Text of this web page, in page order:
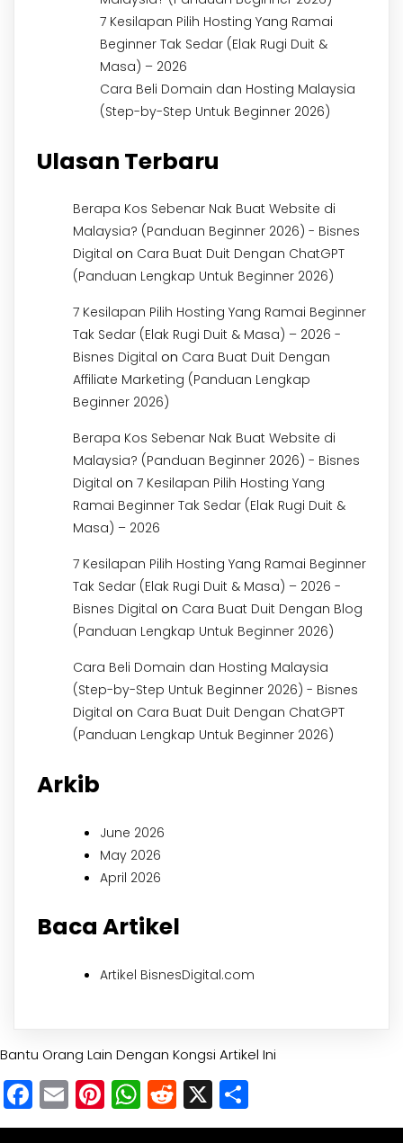
7 Kesilapan Pilih Hosting Yang Ramai
Beginner Tak Sedar (Elak Rugi Duit &
Masa) – 2026
Cara Beli Domain dan Hosting Malaysia
(Step-by-Step Untuk Beginner 2026)
Ulasan Terbaru
Berapa Kos Sebenar Nak Buat Website di
Malaysia? (Panduan Beginner 2026) - Bisnes
Digital on Cara Buat Duit Dengan ChatGPT
(Panduan Lengkap Untuk Beginner 2026)
7 Kesilapan Pilih Hosting Yang Ramai Beginner
Tak Sedar (Elak Rugi Duit & Masa) – 2026 -
Bisnes Digital on Cara Buat Duit Dengan
Affiliate Marketing (Panduan Lengkap
Beginner 2026)
Berapa Kos Sebenar Nak Buat Website di
Malaysia? (Panduan Beginner 2026) - Bisnes
Digital on 7 Kesilapan Pilih Hosting Yang
Ramai Beginner Tak Sedar (Elak Rugi Duit &
Masa) – 2026
7 Kesilapan Pilih Hosting Yang Ramai Beginner
Tak Sedar (Elak Rugi Duit & Masa) – 2026 -
Bisnes Digital on Cara Buat Duit Dengan Blog
(Panduan Lengkap Untuk Beginner 2026)
Cara Beli Domain dan Hosting Malaysia
(Step-by-Step Untuk Beginner 2026) - Bisnes
Digital on Cara Buat Duit Dengan ChatGPT
(Panduan Lengkap Untuk Beginner 2026)
Arkib
June 2026
May 2026
April 2026
Baca Artikel
Artikel BisnesDigital.com
Bantu Orang Lain Dengan Kongsi Artikel Ini
Facebook
EmailPinterest
WhatsApp
Reddit
X